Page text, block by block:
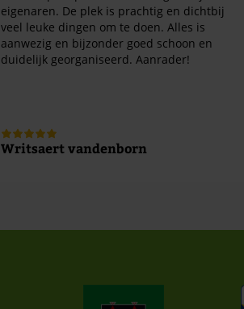
eigenaren. De plek is prachtig en dichtbij
veel leuke dingen om te doen. Alles is
aanwezig en bijzonder goed schoon en
duidelijk georganiseerd. Aanrader!
Writsaert vandenborn